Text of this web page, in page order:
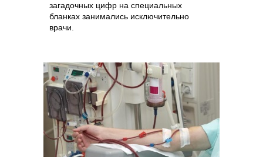
загадочных цифр на специальных
бланках занимались исключительно
врачи.